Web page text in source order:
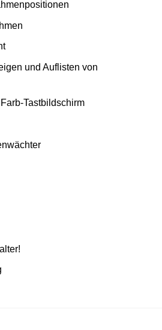
und Auflisten von
Tastbildschirm